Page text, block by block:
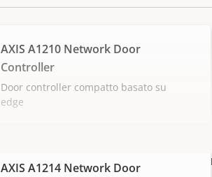
AXIS A1210 Network Door
Controller
Door controller compatto basato su
edge
AXIS A1214 Network Door